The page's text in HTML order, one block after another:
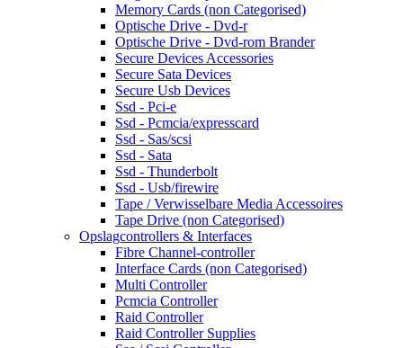
Memory Cards (non Categorised)
Optische Drive - Dvd-r
Optische Drive - Dvd-rom Brander
Secure Devices Accessories
Secure Sata Devices
Secure Usb Devices
Ssd - Pci-e
Ssd - Pcmcia/expresscard
Ssd - Sas/scsi
Ssd - Sata
Ssd - Thunderbolt
Ssd - Usb/firewire
Tape / Verwisselbare Media Accessoires
Tape Drive (non Categorised)
Opslagcontrollers & Interfaces
Fibre Channel-controller
Interface Cards (non Categorised)
Multi Controller
Pcmcia Controller
Raid Controller
Raid Controller Supplies